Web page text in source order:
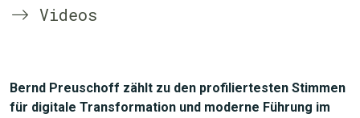
Videos
Bernd Preuschoff zählt zu den profiliertesten Stimmen
für digitale Transformation und moderne Führung im